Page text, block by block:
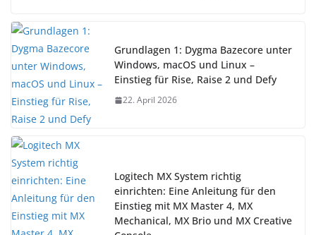
Grundlagen 1: Dygma Bazecore unter
Windows, macOS und Linux –
Einstieg für Rise, Raise 2 und Defy
22. April 2026
Logitech MX System richtig
einrichten: Eine Anleitung für den
Einstieg mit MX Master 4, MX
Mechanical, MX Brio und MX Creative